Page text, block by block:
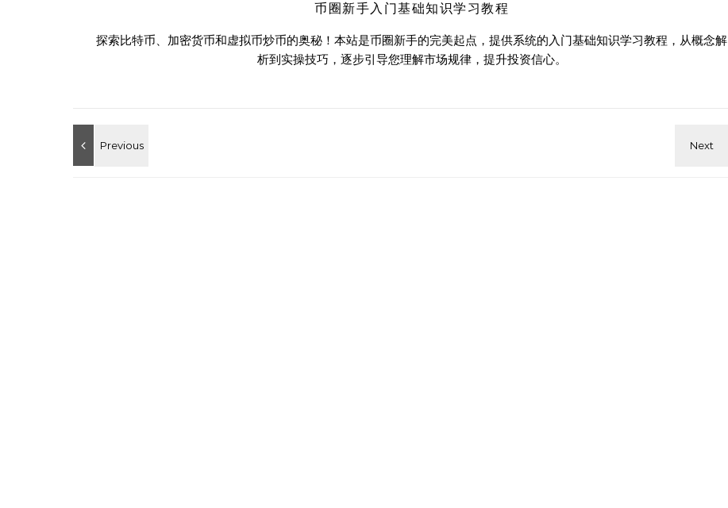
币圈新手入门基础知识学习教程
探索比特币、加密货币和虚拟币炒币的奥秘！本站是币圈新手的完美起点，提供系统的入门基础知识学习教程，从概念解
析到实操技巧，逐步引导您理解市场规律，提升投资信心。